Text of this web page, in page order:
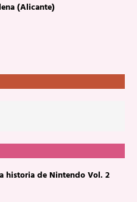
(Alicante)
historia de Nintendo Vol. 2